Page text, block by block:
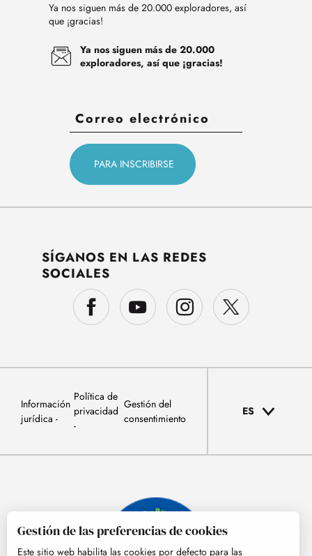
Ya nos siguen más de 20.000 exploradores, así
que ¡gracias!
Ya nos siguen más de 20.000
exploradores, así que ¡gracias!
SÍGANOS EN LAS REDES
SOCIALES
Información
jurídica
Política de
privacidad
Gestión del
consentimiento
ES
Gestión de las preferencias de cookies
Este sitio web habilita las cookies por defecto para las